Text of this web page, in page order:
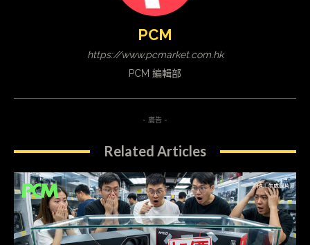
PCM
https://www.pcmarket.com.hk
PCM 編輯部
- 廣告 -
Related Articles